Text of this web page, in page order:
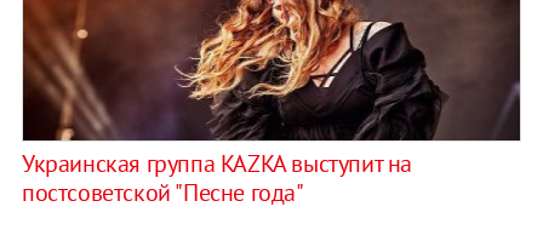
Украинская группа KAZKA выступит на
постсоветской "Песне года"